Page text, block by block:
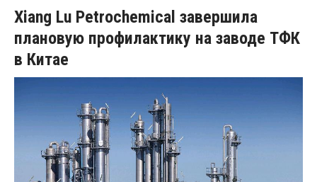
Xiang Lu Petrochemical завершила
плановую профилактику на заводе ТФК
в Китае